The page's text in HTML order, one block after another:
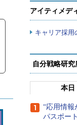
アイティメデ
キャリア採用
自分戦略研
本日
“応用情
パスポー